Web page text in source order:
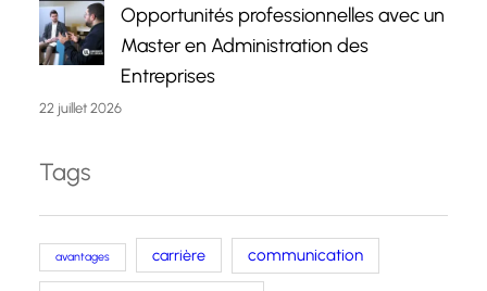
Opportunités professionnelles avec un
Master en Administration des
Entreprises
22 juillet 2026
Tags
avantages carrière communication